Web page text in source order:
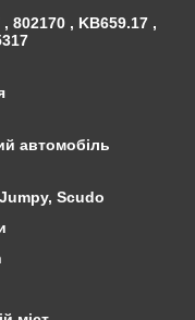
, 802170 , KB659.17 ,
автомобіль
Scudo